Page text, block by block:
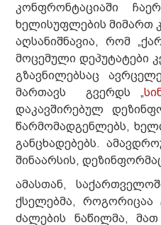
კონფრონტაციაში
ხელისუფლების მიმართ
აღსანიშნავია, რომ
მოცემული დეპუტატები
გზავნილებსაც
მართავს გვერდს „
დაკავშირებულ
წარმომადგენლებს,
განცხადებებს.
შინაარსის,
ამასთან,
ქსელებმა, როგორიცაა
ძალების ნაწილმა,